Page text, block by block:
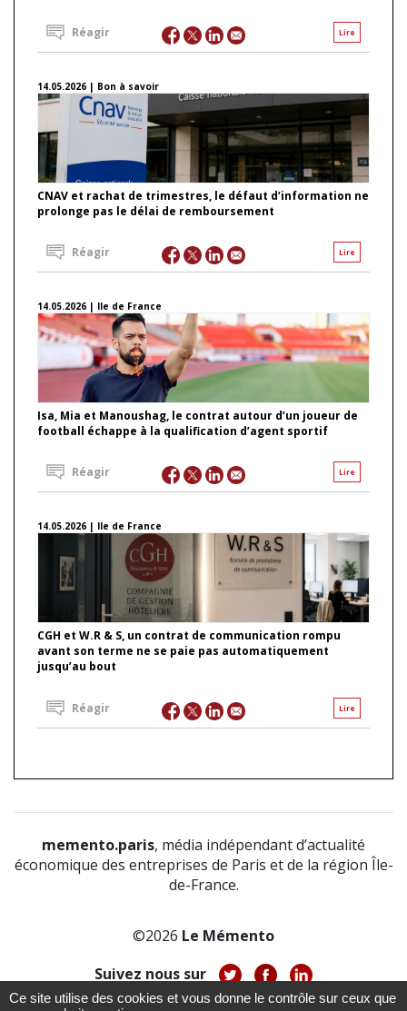
Lire
Réagir
14.05.2026 | Bon à savoir
CNAV et rachat de trimestres, le défaut d’information ne
prolonge pas le délai de remboursement
Lire
Réagir
14.05.2026 | Ile de France
Isa, Mia et Manoushag, le contrat autour d’un joueur de
football échappe à la qualification d’agent sportif
Lire
Réagir
14.05.2026 | Ile de France
CGH et W.R & S, un contrat de communication rompu
avant son terme ne se paie pas automatiquement
jusqu’au bout
Lire
Réagir
memento.paris, média indépendant d’actualité
économique des entreprises de Paris et de la région Île-
de-France.
©2026 Le Mémento
Suivez nous sur
Ce site utilise des cookies et vous donne le contrôle sur ceux que